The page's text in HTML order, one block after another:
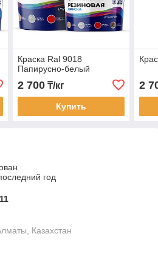
Краска Ral 9018
Папирусно-белый
2 700₸/кг
Купить
2
год
Казахстан